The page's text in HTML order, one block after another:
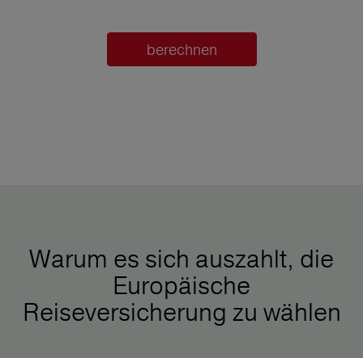
berechnen
Warum es sich auszahlt, die
Europäische
Reiseversicherung zu wählen